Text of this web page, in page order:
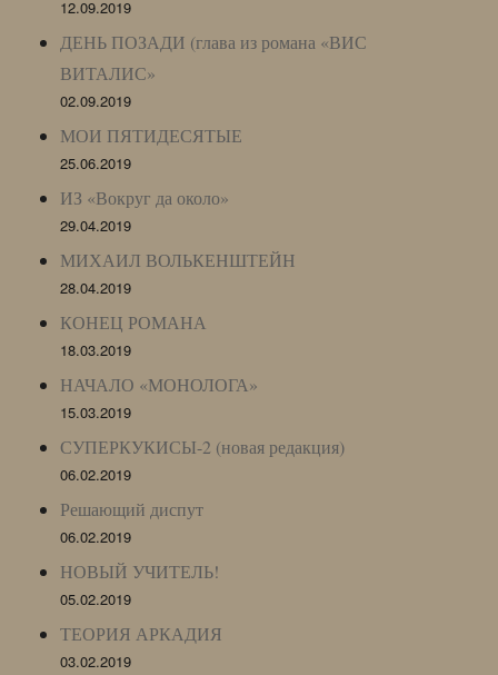
12.09.2019
ДЕНЬ ПОЗАДИ (глава из романа «ВИС
ВИТАЛИС»
02.09.2019
МОИ ПЯТИДЕСЯТЫЕ
25.06.2019
ИЗ «Вокруг да около»
29.04.2019
МИХАИЛ ВОЛЬКЕНШТЕЙН
28.04.2019
КОНЕЦ РОМАНА
18.03.2019
НАЧАЛО «МОНОЛОГА»
15.03.2019
СУПЕРКУКИСЫ-2 (новая редакция)
06.02.2019
Решающий диспут
06.02.2019
НОВЫЙ УЧИТЕЛЬ!
05.02.2019
ТЕОРИЯ АРКАДИЯ
03.02.2019